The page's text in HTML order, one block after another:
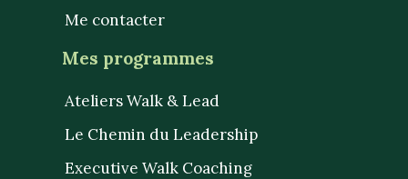
Me contacter
Mes programmes
Ateliers Walk & Lead
Le Chemin du Leadership
Executive Walk Coaching